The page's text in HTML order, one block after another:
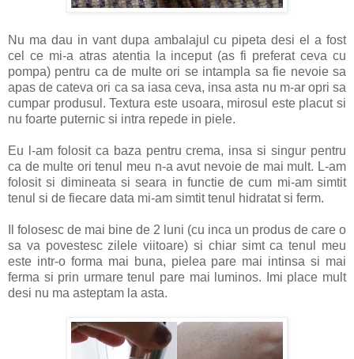
Nu ma dau in vant dupa ambalajul cu pipeta desi el a fost
cel ce mi-a atras atentia la inceput (as fi preferat ceva cu
pompa) pentru ca de multe ori se intampla sa fie nevoie sa
apas de cateva ori ca sa iasa ceva, insa asta nu m-ar opri sa
cumpar produsul. Textura este usoara, mirosul este placut si
nu foarte puternic si intra repede in piele.
Eu l-am folosit ca baza pentru crema, insa si singur pentru
ca de multe ori tenul meu n-a avut nevoie de mai mult. L-am
folosit si dimineata si seara in functie de cum mi-am simtit
tenul si de fiecare data mi-am simtit tenul hidratat si ferm.
Il folosesc de mai bine de 2 luni (cu inca un produs de care o
sa va povestesc zilele viitoare) si chiar simt ca tenul meu
este intr-o forma mai buna, pielea pare mai intinsa si mai
ferma si prin urmare tenul pare mai luminos. Imi place mult
desi nu ma asteptam la asta.